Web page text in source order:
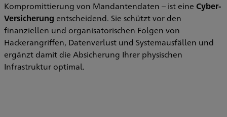
Kompromittierung von Mandantendaten – ist eine Cyber-
Versicherung entscheidend. Sie schützt vor den
finanziellen und organisatorischen Folgen von
Hackerangriffen, Datenverlust und Systemausfällen und
ergänzt damit die Absicherung Ihrer physischen
Infrastruktur optimal.